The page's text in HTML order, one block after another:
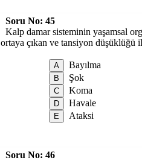
Soru No: 45
Kalp damar sisteminin yaşamsal
ortaya çıkan ve tansiyon düşüklüğü
Bayılma
Şok
Koma
Havale
Ataksi
Soru No: 46